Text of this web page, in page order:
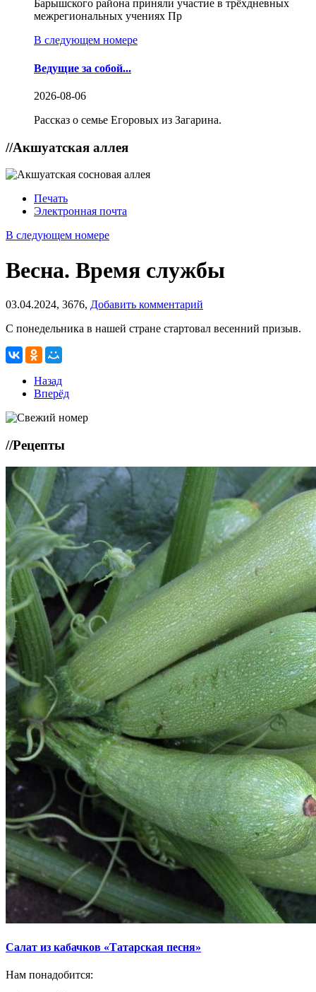
Барышского района приняли участие в трёхдневных
межрегиональных учениях Пр
В следующем номере
Ведущие за собой...
2026-08-06
Рассказ о семье Егоровых из Загарина.
//Акшуатская аллея
Печать
Электронная почта
В следующем номере
Весна. Время службы
03.04.2024, 3676, Добавить комментарий
С понедельника в нашей стране стартовал весенний призыв.
Назад
Вперёд
//Рецепты
Салат из кабачков «Татарская песня»
Нам понадобится: